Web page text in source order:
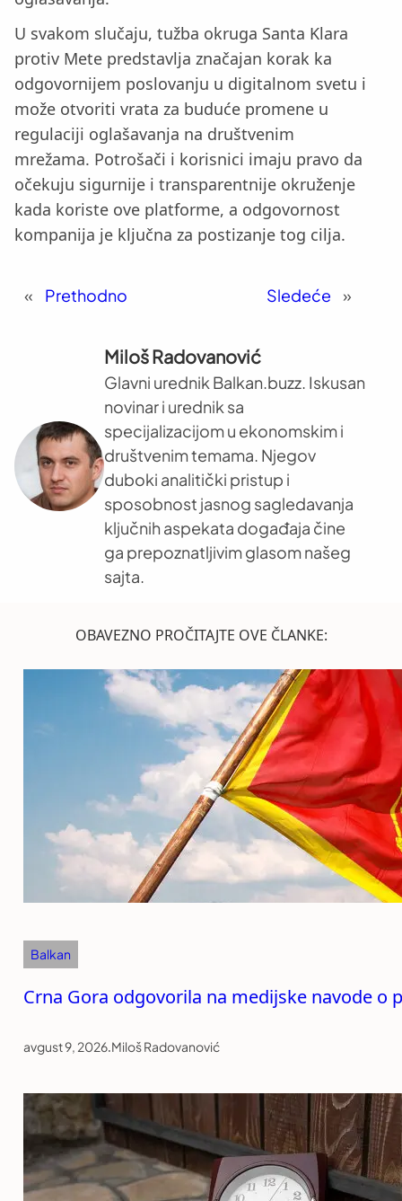
U svakom slučaju, tužba okruga Santa Klara
protiv Mete predstavlja značajan korak ka
odgovornijem poslovanju u digitalnom svetu i
može otvoriti vrata za buduće promene u
regulaciji oglašavanja na društvenim
mrežama. Potrošači i korisnici imaju pravo da
očekuju sigurnije i transparentnije okruženje
kada koriste ove platforme, a odgovornost
kompanija je ključna za postizanje tog cilja.
« Prethodno Sledeće »
Miloš Radovanović
Glavni urednik Balkan.buzz. Iskusan
novinar i urednik sa
specijalizacijom u ekonomskim i
društvenim temama. Njegov
duboki analitički pristup i
sposobnost jasnog sagledavanja
ključnih aspekata događaja čine
ga prepoznatljivim glasom našeg
sajta.
OBAVEZNO PROČITAJTE OVE ČLANKE:
Balkan
Crna Gora odgovorila na medijske navode o
avgust 9, 2026.Miloš Radovanović